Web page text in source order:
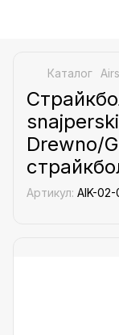
Каталог
Drewno/
Артикул: AIK-02-